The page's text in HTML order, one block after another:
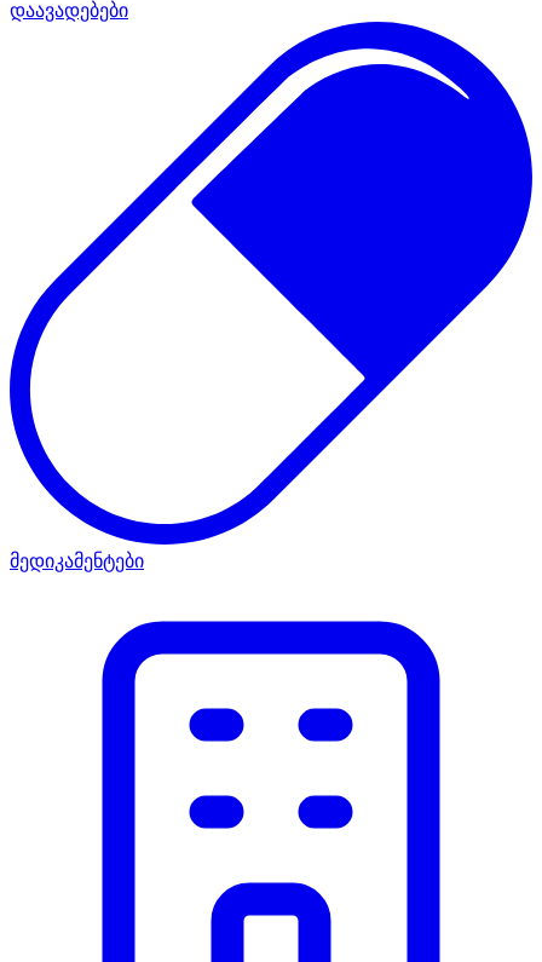
დაავადებები
მედიკამენტები